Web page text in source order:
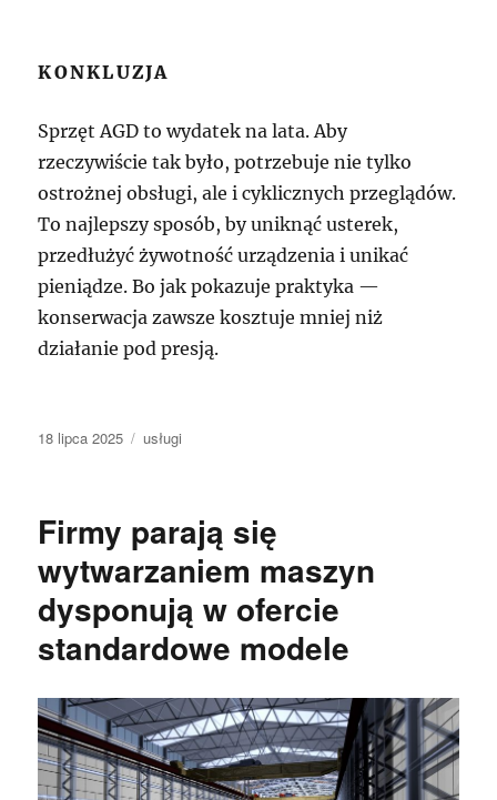
KONKLUZJA
Sprzęt AGD to wydatek na lata. Aby
rzeczywiście tak było, potrzebuje nie tylko
ostrożnej obsługi, ale i cyklicznych przeglądów.
To najlepszy sposób, by uniknąć usterek,
przedłużyć żywotność urządzenia i unikać
pieniądze. Bo jak pokazuje praktyka —
konserwacja zawsze kosztuje mniej niż
działanie pod presją.
Data
18 lipca 2025 Kategorie
usługi
Firmy parają się
wytwarzaniem maszyn
dysponują w ofercie
standardowe modele